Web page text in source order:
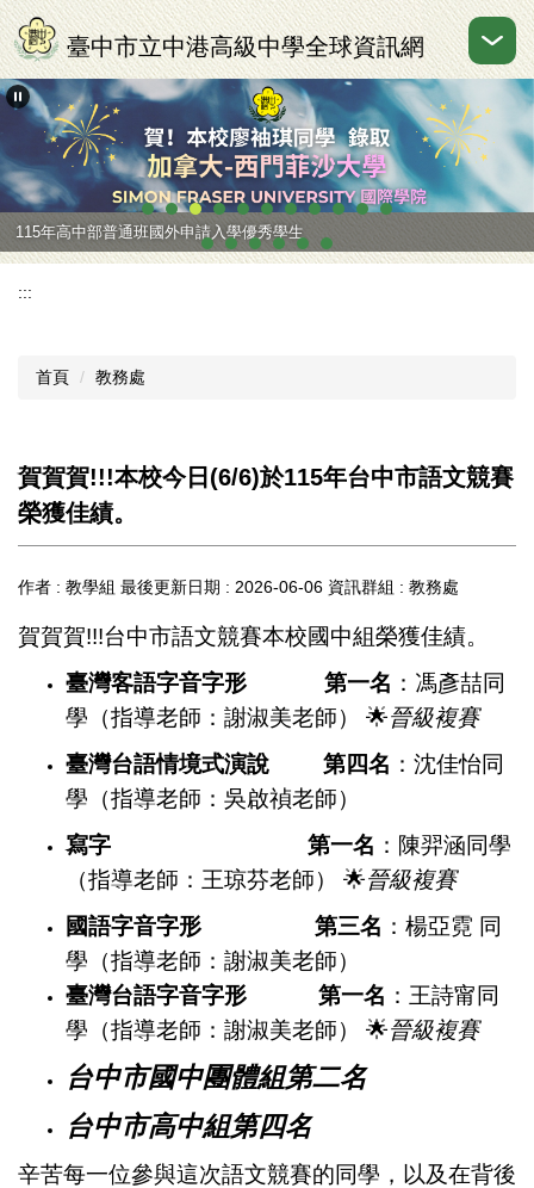
跳
到
主
要
區
臺中市立中港高級中學全球資訊網
115年高中部普通班國外申請入學優秀學生
:::
首頁 教務處
賀賀賀!!!本校今日(6/6)於115年台中市語文競賽
榮獲佳績。
作者 : 教學組 最後更新日期 : 2026-06-06 資訊群組 : 教務處
賀賀賀!!!台中市語文競賽本校國中組榮獲佳績。
臺灣客語字音字形 第一名 ：馮彥喆同
學（指導老師：謝淑美老師） 🌟晉級複賽
臺灣台語情境式演說 第四名 ：沈佳怡同
學（指導老師：吳啟禎老師）
寫字 第一名 ：陳羿涵同學
（指導老師：王琼芬老師） 🌟晉級複賽
國語字音字形
第三名 ：楊亞霓 同
學（指導老師：謝淑美老師）
臺灣台語字音字形 第一名 ：王詩甯同
學（指導老師：謝淑美老師） 🌟晉級複賽
台中市國中團體組第二名
台中市高中組第四名
辛苦每一位參與這次語文競賽的同學，以及在背後